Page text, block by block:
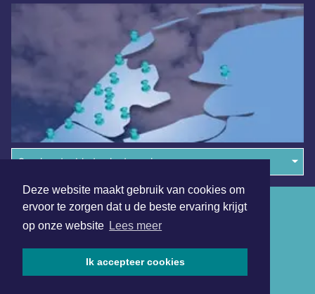
Deze website maakt gebruik van cookies om
ervoor te zorgen dat u de beste ervaring krijgt
op onze website Lees meer
Ik accepteer cookies
Overige dagbladen in de regio
Algemene voorwaarden
Disclaimer